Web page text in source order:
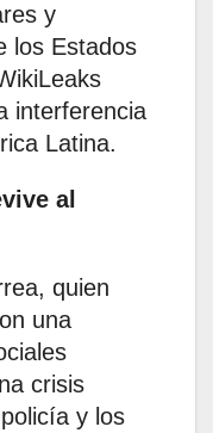
y
los Estados
interferencia
Latina.
al
quien
una
crisis
y los